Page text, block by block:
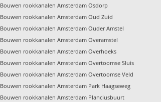
Bouwen rookkanalen Amsterdam Osdorp
Bouwen rookkanalen Amsterdam Oud Zuid
Bouwen rookkanalen Amsterdam Ouder Amstel
Bouwen rookkanalen Amsterdam Overamstel
Bouwen rookkanalen Amsterdam Overhoeks
Bouwen rookkanalen Amsterdam Overtoomse Sluis
Bouwen rookkanalen Amsterdam Overtoomse Veld
Bouwen rookkanalen Amsterdam Park Haagseweg
Bouwen rookkanalen Amsterdam Planciusbuurt